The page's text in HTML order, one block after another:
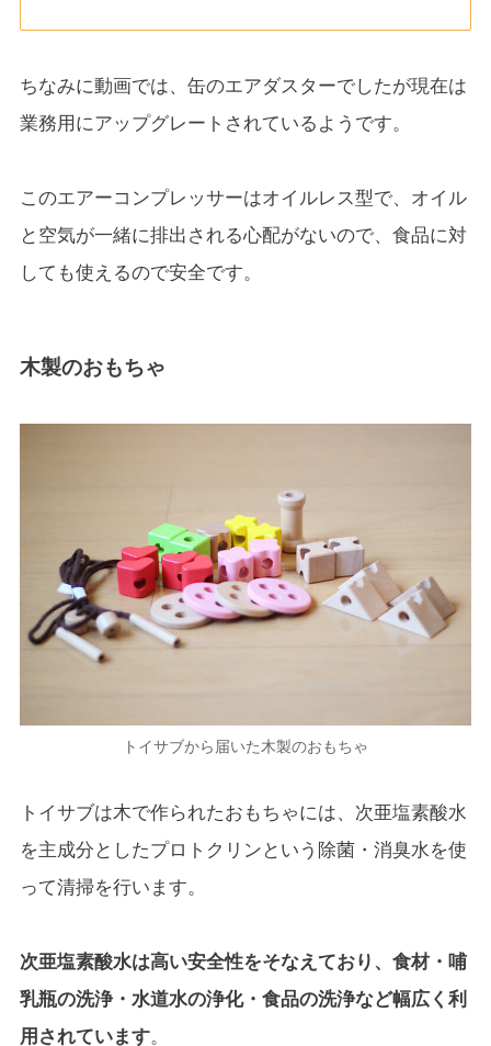
ちなみに動画では、缶のエアダスターでしたが現在は
業務用にアップグレートされているようです。
このエアーコンプレッサーはオイルレス型で、オイル
と空気が一緒に排出される心配がないので、食品に対
しても使えるので安全です。
木製のおもちゃ
トイサブから届いた木製のおもちゃ
トイサブは木で作られたおもちゃには、次亜塩素酸水
を主成分としたプロトクリンという除菌・消臭水を使
って清掃を行います。
次亜塩素酸水は高い安全性をそなえており、食材・哺
乳瓶の洗浄・水道水の浄化・食品の洗浄など幅広く利
用されています。